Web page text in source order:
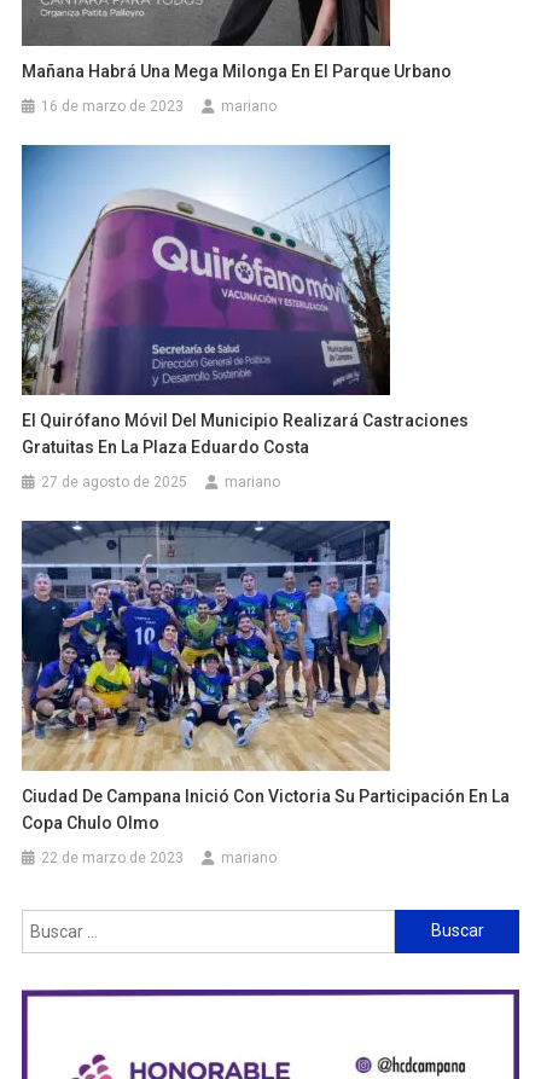
Mañana Habrá Una Mega Milonga En El Parque Urbano
16 de marzo de 2023 mariano
El Quirófano Móvil Del Municipio Realizará Castraciones
Gratuitas En La Plaza Eduardo Costa
27 de agosto de 2025 mariano
Ciudad De Campana Inició Con Victoria Su Participación En La
Copa Chulo Olmo
22 de marzo de 2023 mariano
Buscar: